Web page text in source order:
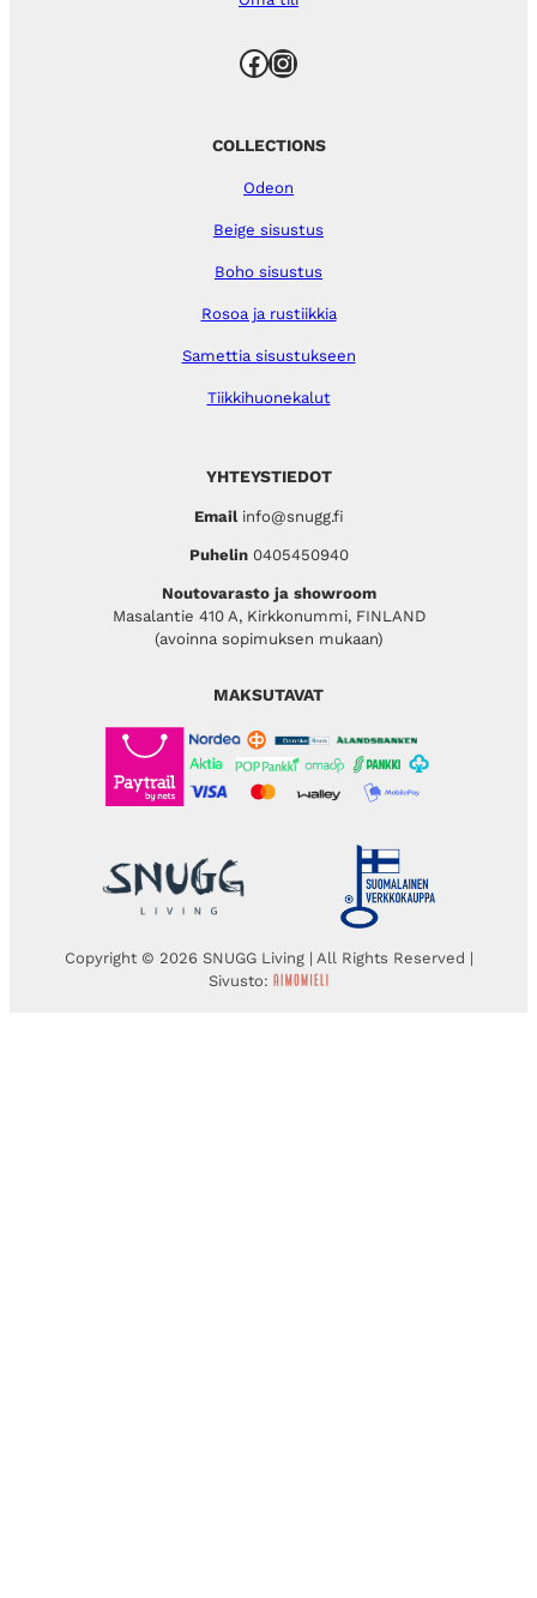
Facebook Instagram
YHTEYSTIEDOT
Emailinfo@snugg.fi
Puhelin 0405450940
Noutovarasto ja showroom
Masalantie 410 A, Kirkkonummi, FINLAND
(avoinna sopimuksen mukaan)
COLLECTIONS
Odeon
Beige sisustus
Boho sisustus
Rosoa ja rustiikkia
Samettia sisustukseen
Tiikkihuonekalut
MAKSUTAVAT
Copyright © 2026 SNUGG Living | All Rights Reserved |
Sivusto: